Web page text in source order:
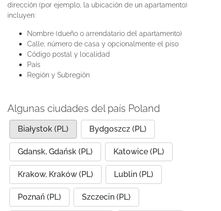
dirección (por ejemplo, la ubicación de un apartamento)
incluyen:
Nombre (dueño o arrendatario del apartamento)
Calle, número de casa y opcionalmente el piso
Código postal y localidad
País
Región y Subregión
Algunas ciudades del país Poland
Białystok (PL) Bydgoszcz (PL)
Gdansk, Gdańsk (PL) Katowice (PL)
Krakow, Kraków (PL) Lublin (PL)
Poznań (PL) Szczecin (PL)